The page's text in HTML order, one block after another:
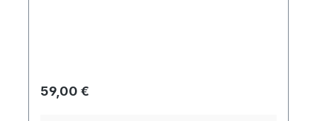
Regulärer Preis:
59,00 €